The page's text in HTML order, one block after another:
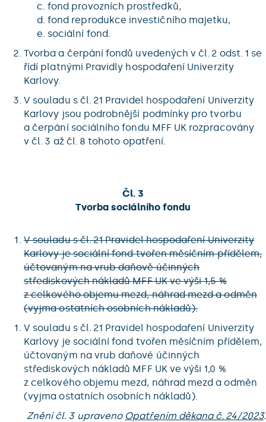
fond provozních prostředků,
fond reprodukce investičního majetku,
sociální fond.
Tvorba a čerpání fondů uvedených v čl. 2 odst. 1 se
řídí platnými Pravidly hospodaření Univerzity
Karlovy.
V souladu s čl. 21 Pravidel hospodaření Univerzity
Karlovy jsou podrobnější podmínky pro tvorbu
a čerpání sociálního fondu MFF UK rozpracovány
v čl. 3 až čl. 8 tohoto opatření.
Čl. 3
Tvorba sociálního fondu
V souladu s čl. 21 Pravidel hospodaření Univerzity
Karlovy je sociální fond tvořen měsíčním přídělem,
účtovaným na vrub daňově účinných
střediskových nákladů MFF UK ve výši 1,5 %
z celkového objemu mezd, náhrad mezd a odměn
(vyjma ostatních osobních nákladů).
V souladu s čl. 21 Pravidel hospodaření Univerzity
Karlovy je sociální fond tvořen měsíčním přídělem,
účtovaným na vrub daňové účinných
střediskových nákladů MFF UK ve výši 1,0 %
z celkového objemu mezd, náhrad mezd a odměn
(vyjma ostatních osobních nákladů).
Znění čl. 3 upraveno Opatřením děkana č. 24/2023.